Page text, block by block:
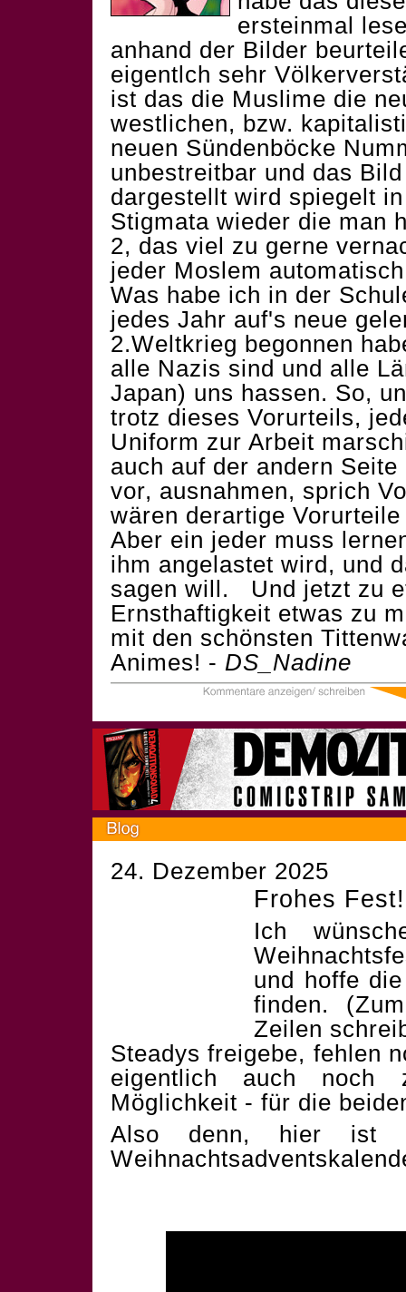
ersteinmal
anhand der Bilder
eigentlch sehr
ist das die Muslime die
westlichen, bzw.
neuen Sündenböcke
unbestreitbar und das
dargestellt wird spiegelt
Stigmata wieder die man
2, das viel zu gerne
jeder Moslem
Was habe ich in der
jedes Jahr auf's neue
2.Weltkrieg begonnen
alle Nazis sind und alle
Japan) uns hassen. So,
trotz dieses Vorurteils,
Uniform zur Arbeit
auch auf der andern
vor, ausnahmen, sprich
wären derartige
Aber ein jeder muss
ihm angelastet wird, und
sagen will. Und jetzt zu
Ernsthaftigkeit etwas zu
mit den schönsten
Animes! - DS_Nadine
24. Dezember 2025
Frohes Fest!
Ich
und hoffe
finden.
Zeilen
Steadys freigebe, fehlen
eigentlich auch noch
Möglichkeit - für die
Also denn, hier ist